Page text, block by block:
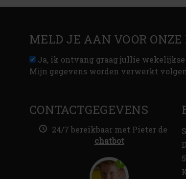
MELD JE AAN VOOR
Ja, ik ontvang graag jullie
Mijn gegevens worden verwerkt
CONTACTGEGEVENS
24/7 bereikbaar met Pieter de
chatbot